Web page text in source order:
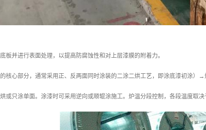
板并进行表面处理，以提高防腐蚀性和对上层漆膜的附着力。
核心部分，通常采用正、反两面同时涂装的二涂二烘工艺，即涂底漆初涂
或只涂单面。涂漆时可采用逆向或顺辊涂施工。炉温分段控制，各段温度取